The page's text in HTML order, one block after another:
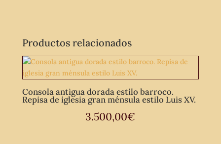
Productos relacionados
Consola antigua dorada estilo barroco.
Repisa de iglesia gran ménsula estilo Luis XV.
3.500,00€